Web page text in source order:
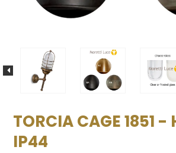
TORCIA CAGE 1851 -
IP44